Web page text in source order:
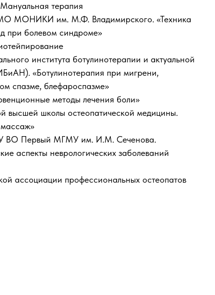
терапия
МОНИКИ им. М.Ф. Владимирского. «Техника
при болевом синдроме»
института ботулинотерапии и актуальной
«Ботулинотерапия при мигрени,
спазме, блефароспазме»
методы лечения боли»
высшей школы остеопатической медицины.
ВО Первый МГМУ им. И.М. Сеченова.
аспекты неврологических заболеваний
ассоциации профессиональных остеопатов